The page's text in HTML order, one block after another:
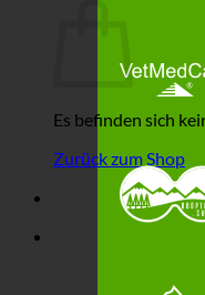
Es befinden sich
Zurück zum Shop